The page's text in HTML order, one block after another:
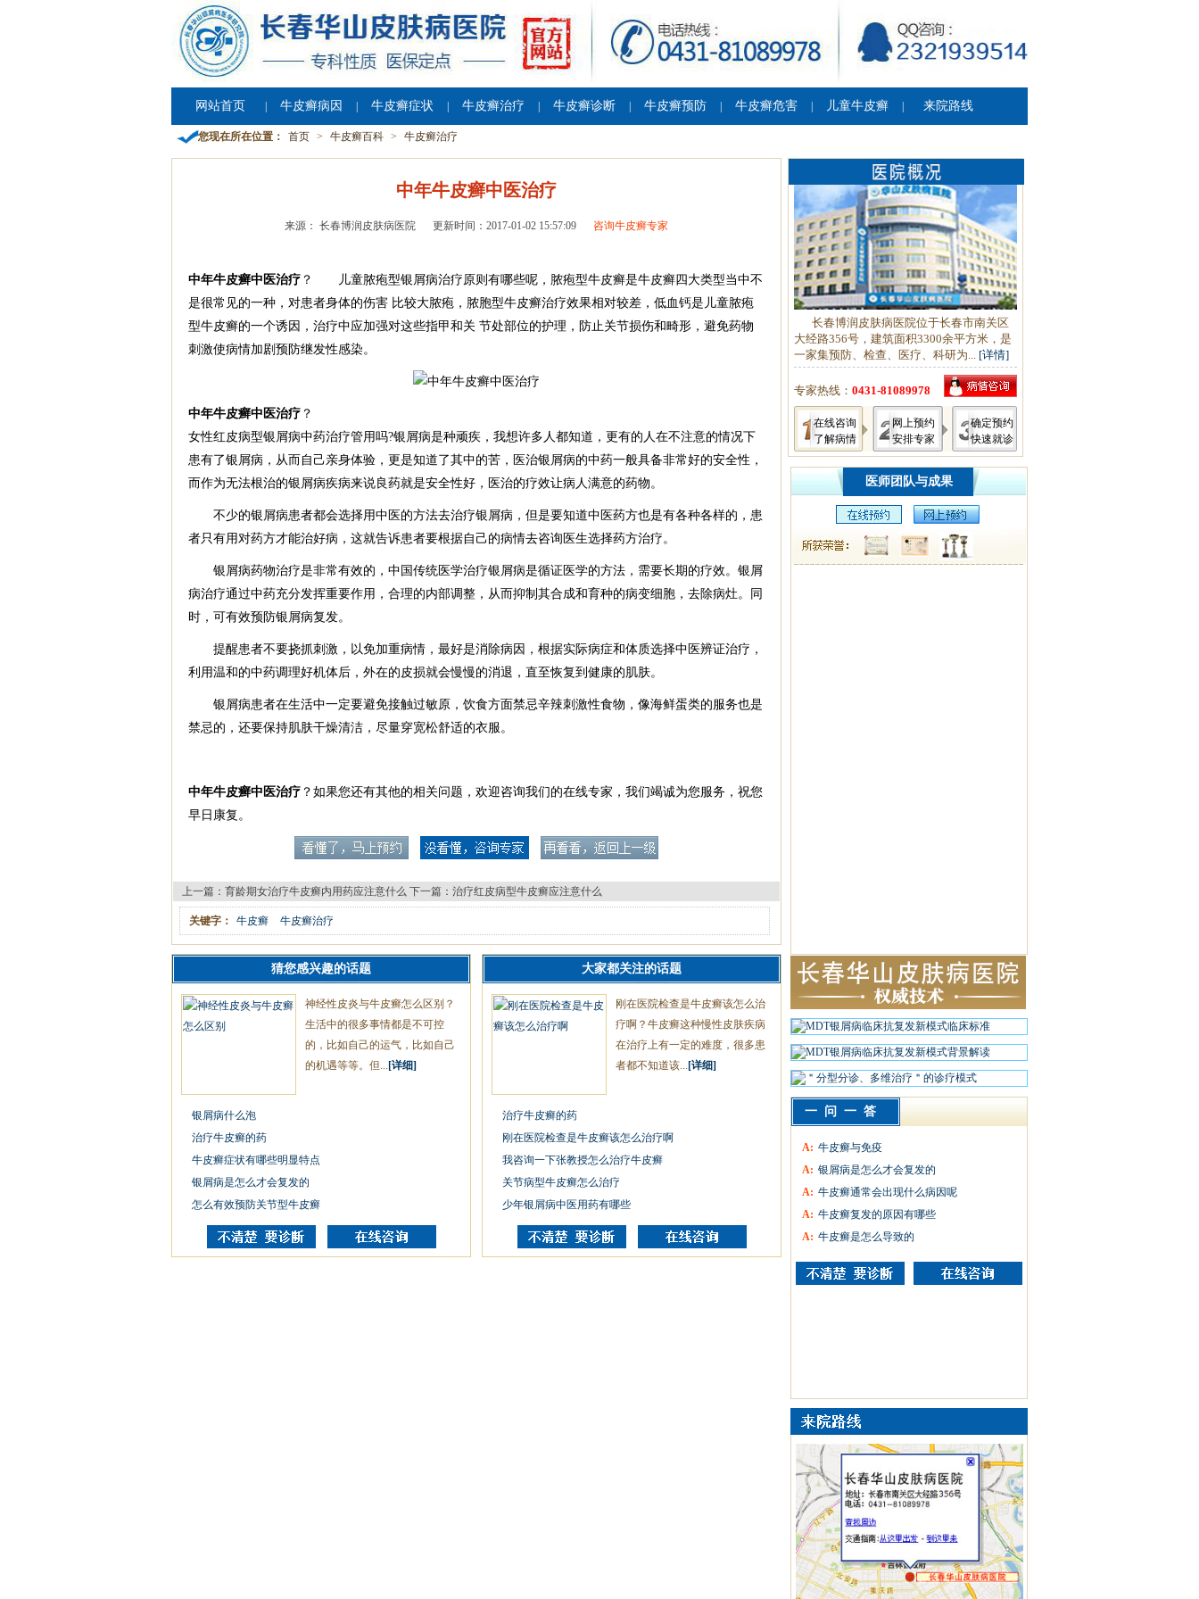
网站首页 牛皮癣病因 牛皮癣症状 牛皮癣治疗 牛皮癣诊断 牛皮癣预防 牛皮癣危害 儿童牛皮癣 来院路线
您现在所在位置： 首页 > 牛皮癣百科 > 牛皮癣治疗
中年牛皮癣中医治疗
来源： 长春博润皮肤病医院 更新时间：2017-01-02 15:57:09 咨询牛皮癣专家
中年牛皮癣中医治疗 ？ 儿童脓疱型银屑病治疗原则有哪些呢，脓疱型牛皮癣是牛皮癣四大类型当中不
是很常见的一种，对患者身体的伤害 比较大脓疱，脓胞型牛皮癣治疗效果相对较差，低血钙是儿童脓疱
型牛皮癣的一个诱因，治疗中应加强对这些指甲和关 节处部位的护理，防止关节损伤和畸形，避免药物
刺激使病情加剧预防继发性感染。
中年牛皮癣中医治疗 ？
女性红皮病型银屑病中药治疗管用吗?银屑病是种顽疾，我想许多人都知道，更有的人在不注意的情况下
患有了银屑病，从而自己亲身体验，更是知道了其中的苦，医治银屑病的中药一般具备非常好的安全性，
而作为无法根治的银屑病疾病来说良药就是安全性好，医治的疗效让病人满意的药物。
不少的银屑病患者都会选择用中医的方法去治疗银屑病，但是要知道中医药方也是有各种各样的，患
者只有用对药方才能治好病，这就告诉患者要根据自己的病情去咨询医生选择药方治疗。
银屑病药物治疗是非常有效的，中国传统医学治疗银屑病是循证医学的方法，需要长期的疗效。银屑
病治疗通过中药充分发挥重要作用，合理的内部调整，从而抑制其合成和育种的病变细胞，去除病灶。同
时，可有效预防银屑病复发。
提醒患者不要挠抓刺激，以免加重病情，最好是消除病因，根据实际病症和体质选择中医辨证治疗，
利用温和的中药调理好机体后，外在的皮损就会慢慢的消退，直至恢复到健康的肌肤。
银屑病患者在生活中一定要避免接触过敏原，饮食方面禁忌辛辣刺激性食物，像海鲜蛋类的服务也是
禁忌的，还要保持肌肤干燥清洁，尽量穿宽松舒适的衣服。
中年牛皮癣中医治疗 ？如果您还有其他的相关问题，欢迎咨询我们的在线专家，我们竭诚为您服务，祝您
早日康复。
上一篇： 育龄期女治疗牛皮癣内用药应注意什么 下一篇： 治疗红皮病型牛皮癣应注意什么
关键字： 牛皮癣 牛皮癣治疗
猜您感兴趣的话题
神经性皮炎与牛皮癣怎么区别？
生活中的很多事情都是不可控
的，比如自己的运气，比如自己
的机遇等等。但... [详细]
银屑病什么泡
治疗牛皮癣的药
牛皮癣症状有哪些明显特点
银屑病是怎么才会复发的
怎么有效预防关节型牛皮癣
大家都关注的话题
刚在医院检查是牛皮癣该怎么治
疗啊？牛皮癣这种慢性皮肤疾病
在治疗上有一定的难度，很多患
者都不知道该... [详细]
治疗牛皮癣的药
刚在医院检查是牛皮癣该怎么治疗啊
我咨询一下张教授怎么治疗牛皮癣
关节病型牛皮癣怎么治疗
少年银屑病中医用药有哪些
长春博润皮肤病医院位于长春市南关区
大经路356号，建筑面积3300余平方米，是
一家集预防、检查、医疗、科研为... [详情]
专家热线： 0431-81089978
在线咨询
了解病情
网上预约
安排专家
确定预约
快速就诊
医师团队与成果
一问一答
A: 牛皮癣与免疫
A: 银屑病是怎么才会复发的
A: 牛皮癣通常会出现什么病因呢
A: 牛皮癣复发的原因有哪些
A: 牛皮癣是怎么导致的